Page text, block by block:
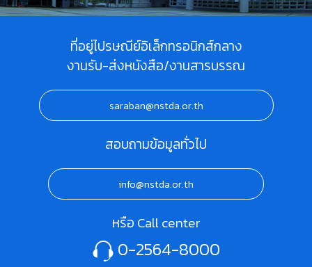
ที่อยู่ไปรษณีย์อิเล็กทรอนิกส์กลาง
งานรับ-ส่งหนังสือ/งานสารบรรณ
saraban@nstda.or.th
สอบถามข้อมูลทั่วไป
info@nstda.or.th
หรือ Call center
0-2564-8000